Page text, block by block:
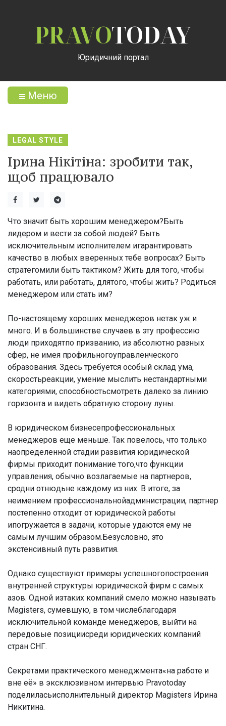
PRAVOTODAY
Юридичний портал
Меню
LEGAL STYLE
Ірина Нікітіна: зробити так,
щоб працювало
Что значит быть хорошим менеджером?Быть
лидером и вести за собой людей? Быть
исключительным исполнителем игарантировать
качество в любых вверенных тебе вопросах? Быть
стратегомили быть тактиком? Жить для того, чтобы
работать, или работать, длятого, чтобы жить? Родиться
менеджером или стать им?
По-настоящему хороших менеджеров нетак уж и
много. И в большинстве случаев в эту профессию
люди приходятпо призванию, из абсолютно разных
сфер, не имея профильногоуправленческого
образования. Здесь требуется особый склад ума,
скоростьреакции, умение мыслить нестандартными
категориями, способностьсмотреть далеко за линию
горизонта и видеть обратную сторону луны.
В юридическом бизнесепрофессиональных
менеджеров еще меньше. Так повелось, что только
наопределенной стадии развития юридической
фирмы приходит понимание того,что функции
управления, обычно возлагаемые на партнеров,
сродни отнюдьне каждому из них. В итоге, за
неимением профессиональнойадминистрации, партнер
постепенно отходит от юридической работы
ипогружается в задачи, которые удаются ему не
самым лучшим образом.Безусловно, это
экстенсивный путь развития.
Однако существуют примеры успешногопостроения
внутренней структуры юридической фирм с самых
азов. Одной изтаких компаний смело можно называть
Magisters, сумевшую, в том числеблагодаря
исключительной команде менеджеров, выйти на
передовые позициисреди юридических компаний
стран СНГ.
Секретами практического менеджмента«на работе и
вне её» в эксклюзивном интервью Pravotoday
поделиласьисполнительный директор Magisters Ирина
Никитина.